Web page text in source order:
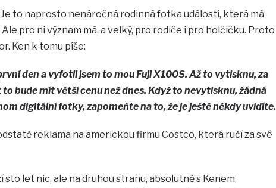
to naprosto nenáročná rodinná fotka události, která má
pro ni význam má, a velký, pro rodiče i pro holčičku. Proto
Ken k tomu píše:
den a vyfotil jsem to mou Fuji X100S. Až to vytisknu, za
bude mít větší cenu než dnes. Když to nevytisknu, žádná
digitální fotky, zapomeňte na to, že je ještě někdy uvidíte.
reklama na americkou firmu Costco, která ručí za své
sto let nic, ale na druhou stranu, absolutně s Kenem